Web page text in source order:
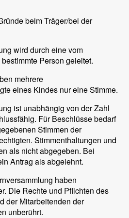
beim Träger/bei der
wird durch eine vom
Person geleitet.
mehrere
eines Kindes nur eine Stimme.
ist unabhängig von der Zahl
Für Beschlüsse bedarf
Stimmen der
Stimmenthaltungen und
als nicht abgegeben. Bei
Antrag als abgelehnt.
haben
Die Rechte und Pflichten des
der Mitarbeitenden der
unberührt.